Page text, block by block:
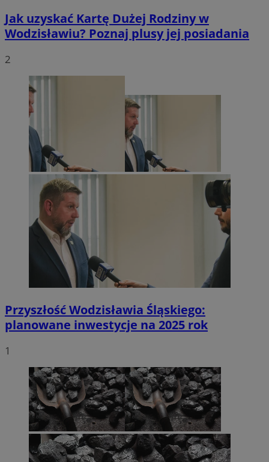
Jak uzyskać Kartę Dużej Rodziny w
Wodzisławiu? Poznaj plusy jej posiadania
2
Przyszłość Wodzisławia Śląskiego:
planowane inwestycje na 2025 rok
1